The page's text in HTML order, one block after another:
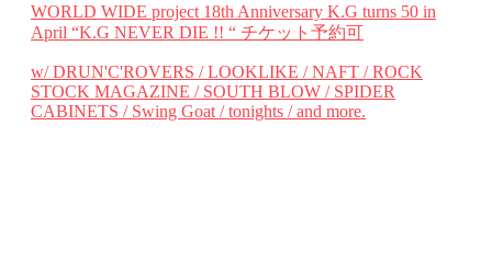
WORLD WIDE project 18th Anniversary K.G turns 50 in
April “K.G NEVER DIE !! “ チケット予約可
w/ DRUN'C'ROVERS / LOOKLIKE / NAFT / ROCK
STOCK MAGAZINE / SOUTH BLOW / SPIDER
CABINETS / Swing Goat / tonights / and more.